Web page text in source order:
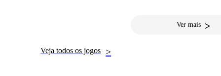
Ver mais >
Veja todos os jogos >